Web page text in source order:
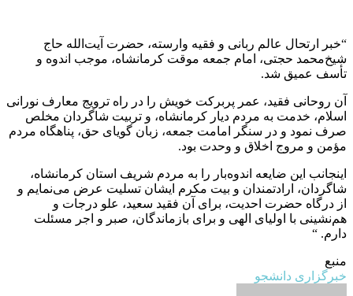
“خبر ارتحال عالم ربانی و فقیه وارسته، حضرت آیت‌الله حاج
شیخ‌محمد حجتی، امام جمعه موقت کرمانشاه، موجب اندوه و
تأسف عمیق شد.
آن روحانی فقید، عمر پربرکت خویش را در راه ترویج معارف نورانی
اسلام، خدمت به مردم دیار کرمانشاه، و تربیت شاگردان مخلص
صرف نمود و در سنگر امامت جمعه، زبان گویای حق، پناهگاه مردم
مؤمن و مروج اخلاق و وحدت بود.
اینجانب این ضایعه اندوه‌بار را به مردم شریف استان کرمانشاه،
شاگردان، ارادتمندان و بیت مکرم ایشان تسلیت عرض می‌نمایم و
از درگاه حضرت احدیت، برای آن فقید سعید، علو درجات و
هم‌نشینی با اولیای الهی و برای بازماندگان، صبر و اجر مسئلت
دارم. “
منبع
خبرگزاری دانشجو